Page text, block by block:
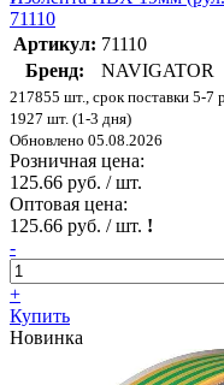
71110
Артикул: 71110
Бренд:
NAVIGATOR
217855 шт., срок поставки 5-7
1927 шт. (1-3 дня)
Обновлено 05.08.2026
Розничная цена:
125.66 руб. / шт.
Оптовая цена:
125.66 руб. / шт. !
-
+
Купить
Новинка